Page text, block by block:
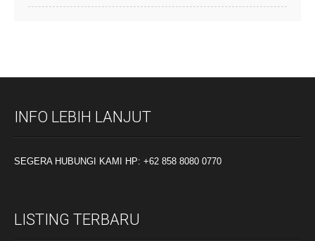
INFO LEBIH LANJUT
SEGERA HUBUNGI KAMI HP: +62 858 8080 0770
LISTING TERBARU